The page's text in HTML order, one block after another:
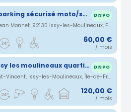
Place de parking sécurisé moto/scooter ile st germain issy les Moulineaux DISPO
20 Avenue Jean Monnet, 92130 Issy-les-Moulineaux, France · 2.52 km
60,00 €
/ mois
Parking Issy les moulineaux quartier la ferme DISPO
5 Cours Saint-Vincent, Issy-les-Moulineaux, Île-de-France, France · 2.75 km
120,00 €
/ mois